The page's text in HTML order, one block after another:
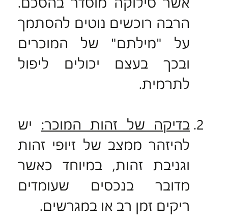
הרבה רוכשים נוטים להסתמך
על "מילתם" של המוכרים
ובכך בעצם יכולים ליפול
לתרמית.
בדיקה של זהות המוכר: יש
להיזהר ממצב של זיופי זהות
וגניבת זהות, במיוחד כאשר
מדובר בנכסים שעומדים
ריקים זמן רב או במגרשים.